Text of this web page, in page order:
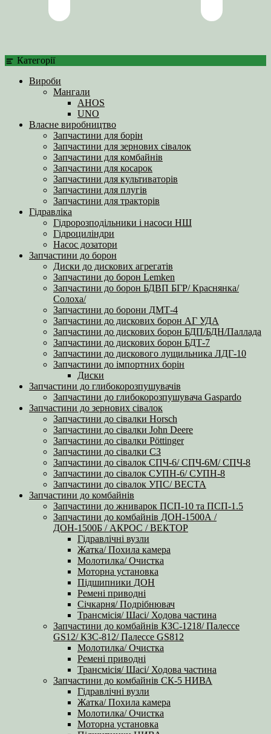
Категорії
Вироби
Мангали
AHOS
UNO
Власне виробництво
Запчастини для борін
Запчастини для зернових сівалок
Запчастини для комбайнів
Запчастини для косарок
Запчастини для культиваторів
Запчастини для плугів
Запчастини для тракторів
Гідравліка
Гідророзподільники і насоси НШ
Гідроциліндри
Насос дозатори
Запчастини до борон
Диски до дискових агрегатів
Запчастини до борон Lemken
Запчастини до борон БДВП БГР/ Краснянка/
Солоха/
Запчастини до борони ДМТ-4
Запчастини до дискових борон АГ УДА
Запчастини до дискових борон БДП/БДН/Паллада
Запчастини до дискових борон БДТ-7
Запчастини до дискового лущильника ЛДГ-10
Запчастини до імпортних борін
Диски
Запчастини до глибокорозпушувачів
Запчастини до глибокорозпушувача Gaspardo
Запчастини до зернових сівалок
Запчастини до сівалки Horsch
Запчастини до сівалки John Deere
Запчастини до сівалки Pöttinger
Запчастини до сівалки СЗ
Запчастини до сівалок СПЧ-6/ СПЧ-6М/ СПЧ-8
Запчастини до сівалок СУПН-6/ СУПН-8
Запчастини до сівалок УПС/ ВЕСТА
Запчастини до комбайнів
Запчастини до жниварок ПСП-10 та ПСП-1.5
Запчастини до комбайнів ДОН-1500А /
ДОН-1500Б / АКРОС / ВЕКТОР
Гідравлічні вузли
Жатка/ Похила камера
Молотилка/ Очистка
Моторна установка
Підшипники ДОН
Ремені приводні
Січкарня/ Подрібнювач
Трансмісія/ Шасі/ Ходова частина
Запчастини до комбайнів КЗС-1218/ Палессе
GS12/ КЗС-812/ Палессе GS812
Молотилка/ Очистка
Ремені приводні
Трансмісія/ Шасі/ Ходова частина
Запчастини до комбайнів СК-5 НИВА
Гідравлічні вузли
Жатка/ Похила камера
Молотилка/ Очистка
Моторна установка